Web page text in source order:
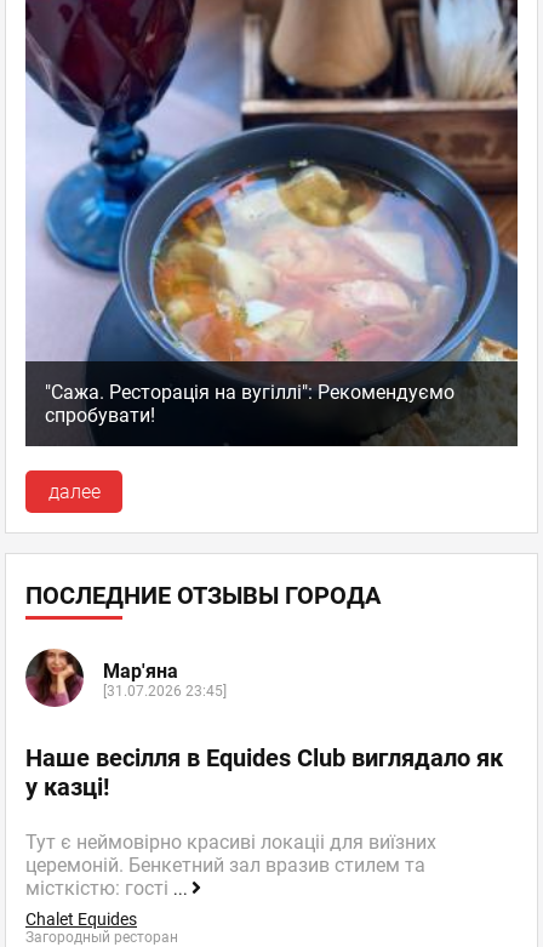
"Сажа. Ресторація на вугіллі": Рекомендуємо
спробувати!
далее
ПОСЛЕДНИЕ ОТЗЫВЫ ГОРОДА
Мар'яна
[31.07.2026 23:45]
Наше весілля в Equides Club виглядало як
у казці!
Тут є неймовірно красиві локаціі для виїзних
церемоній. Бенкетний зал вразив стилем та
місткістю: гості ...
Chalet Equides
Загородный ресторан